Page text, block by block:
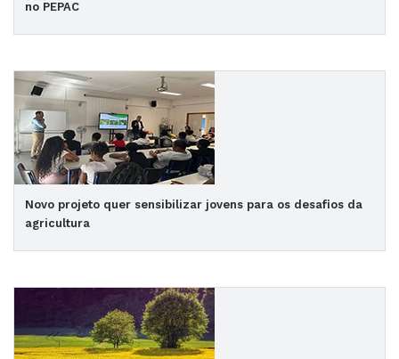
no PEPAC
Novo projeto quer sensibilizar jovens para os desafios da
agricultura